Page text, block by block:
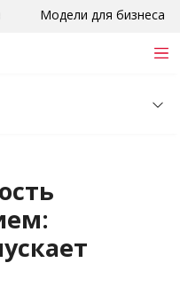
Модели для бизнеса